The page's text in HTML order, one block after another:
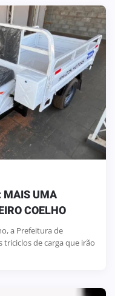
MAIS UMA
COELHO
a Prefeitura de
triciclos de carga que irão